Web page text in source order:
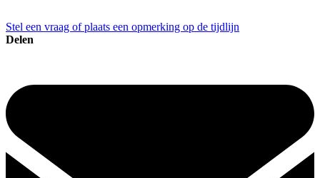
Stel een vraag of plaats een opmerking op de tijdlijn
Delen